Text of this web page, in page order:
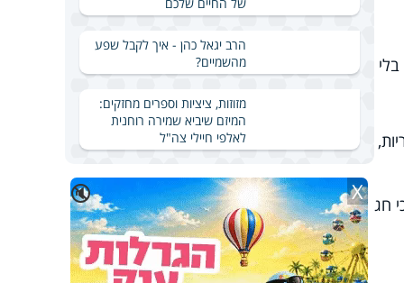
חג
הרב יגאל כהן - איך לקבל שפע
מהשמיים?
מזוזות, ציציות וספרים מחזקים:
המיזם שיביא שמירה רוחנית
לאלפי חיילי צה"ל
🔇 X